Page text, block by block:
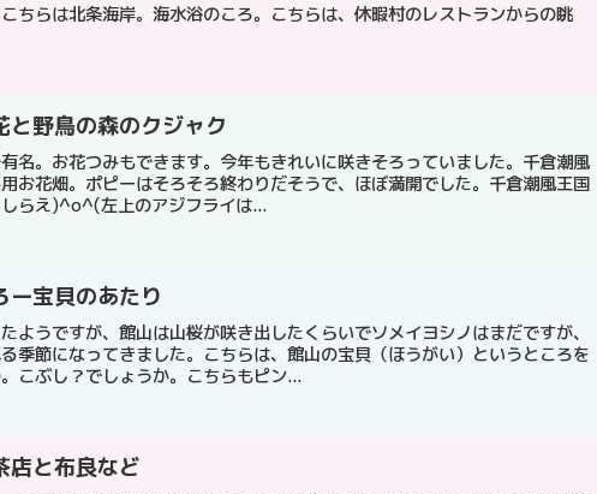
ちらは北条海岸。海水浴のころ。こちらは、休暇村のレストランからの眺
と野鳥の森のクジャク
名。お花つみもできます。今年もきれいに咲きそろっていました。千倉潮風
お花畑。ポピーはそろそろ終わりだそうで、ほぼ満開でした。千倉潮風王国
らえ)^o^(左上のアジフライは...
ー宝貝のあたり
ようですが、館山は山桜が咲き出したくらいでソメイヨシノはまだですが、
季節になってきました。こちらは、館山の宝貝（ほうがい）というところを
こぶし？でしょうか。こちらもピン...
店と布良など